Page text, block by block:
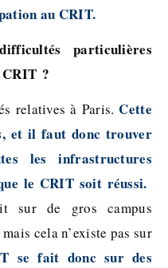
au CRIT.
particulières
CRIT ?
relatives à Paris. Cette
et il faut donc trouver
les infrastructures
le CRIT soit réussi.
sur de gros campus
cela n’existe pas sur
se fait donc sur des